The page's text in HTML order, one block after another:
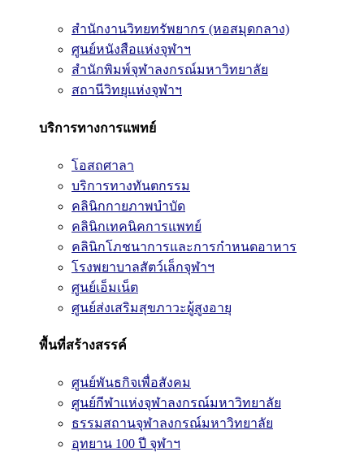
สำนักงานวิทยทรัพยากร (หอสมุดกลาง)
ศูนย์หนังสือแห่งจุฬาฯ
สำนักพิมพ์จุฬาลงกรณ์มหาวิทยาลัย
สถานีวิทยุแห่งจุฬาฯ
บริการทางการแพทย์
โอสถศาลา
บริการทางทันตกรรม
คลินิกกายภาพบำบัด
คลินิกเทคนิคการแพทย์
คลินิกโภชนาการและการกำหนดอาหาร
โรงพยาบาลสัตว์เล็กจุฬาฯ
ศูนย์เอ็มเน็ต
ศูนย์ส่งเสริมสุขภาวะผู้สูงอายุ
พื้นที่สร้างสรรค์
ศูนย์พันธกิจเพื่อสังคม
ศูนย์กีฬาแห่งจุฬาลงกรณ์มหาวิทยาลัย
ธรรมสถานจุฬาลงกรณ์มหาวิทยาลัย
อุทยาน 100 ปี จุฬาฯ